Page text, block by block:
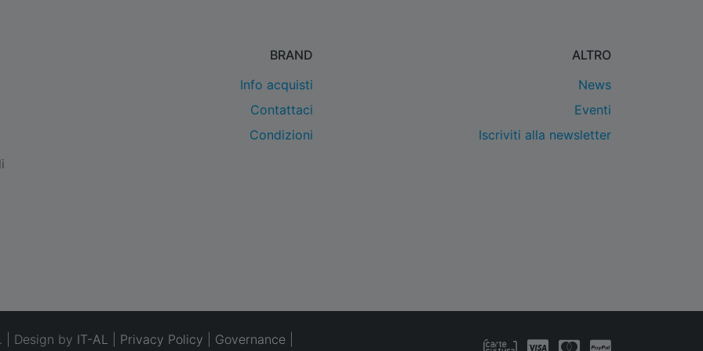
BRAND
Info acquisti
Contattaci
Condizioni
ALTRO
News
Eventi
Iscriviti alla newsletter
| Design by IT-AL Privacy Policy Governance